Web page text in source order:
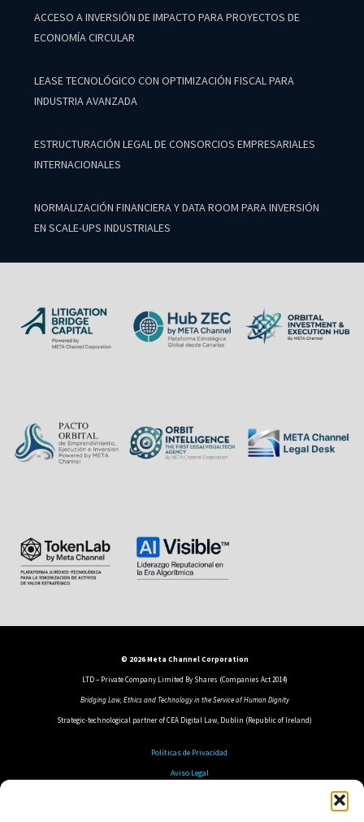
ACCESO A INVERSIÓN DE IMPACTO PARA PROYECTOS DE
ECONOMÍA CIRCULAR
LEASE TECNOLÓGICO CON OPTIMIZACIÓN FISCAL PARA
INDUSTRIA AVANZADA
ESTRUCTURACIÓN LEGAL DE CONSORCIOS EMPRESARIALES
INTERNACIONALES
NORMALIZACIÓN FINANCIERA Y DATA ROOM PARA INVERSIÓN
EN SCALE-UPS INDUSTRIALES
© 2026 Meta Channel Corporation
LTD – Private Company Limited By Shares (Companies Act 2014)
Bridging Law, Ethics and Technology in the Service of Human Dignity
Strategic-technological partner of CEA Digital Law, Dublin (Republic of Ireland)
Políticas de Privacidad
Aviso Legal